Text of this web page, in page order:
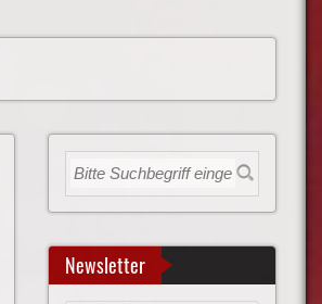
Newsletter